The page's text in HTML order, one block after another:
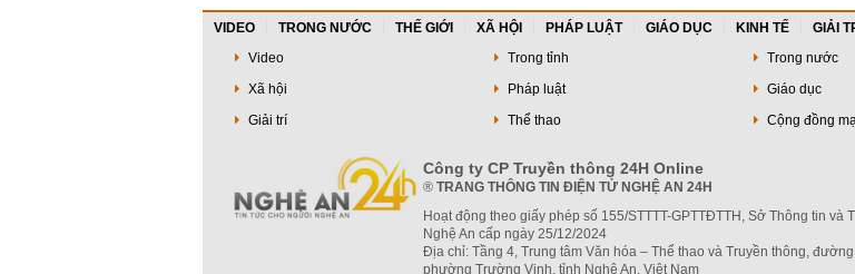
VIDEO TRONG NƯỚC THẾ GIỚI XÃ HỘI PHÁP LUẬT GIÁO DỤC KINH TẾ GIẢI
Video
Trong tỉnh Trong nước
Xã hội
Pháp luật Giáo dục
Giải trí
Thể thao Cộng đồng
Công ty CP Truyền thông 24H Online
® TRANG THÔNG TIN ĐIỆN TỬ NGHỆ AN 24H
Hoạt động theo giấy phép số 155/STTTT-GPTTĐTTH, Sở Thông tin và
Nghệ An cấp ngày 25/12/2024
Địa chỉ: Tầng 4, Trung tâm Văn hóa – Thể thao và Truyền thông,
phường Trường Vinh, tỉnh Nghệ An, Việt Nam